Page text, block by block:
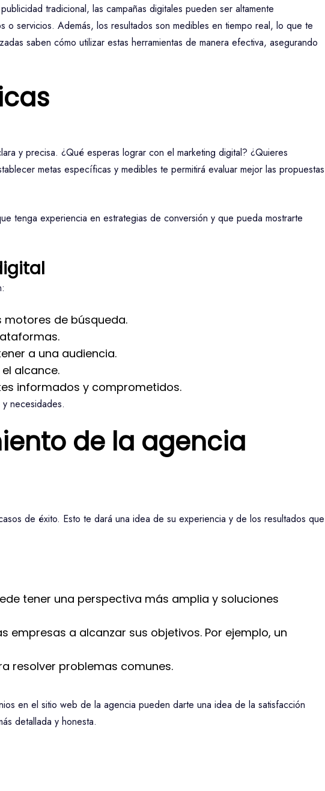
tradicional, las campañas digitales pueden ser altamente
o servicios. Además, los resultados son medibles en tiempo real, lo que te
saben cómo utilizar estas herramientas de manera efectiva, asegurando
y precisa. ¿Qué esperas lograr con el marketing digital? ¿Quieres
metas específicas y medibles te permitirá evaluar mejor las propuestas
tenga experiencia en estrategias de conversión y que pueda mostrarte
motores de búsqueda.
a una audiencia.
alcance.
informados y comprometidos.
necesidades.
de la agencia
de éxito. Esto te dará una idea de su experiencia y de los resultados que
tener una perspectiva más amplia y soluciones
a alcanzar sus objetivos. Por ejemplo, un
resolver problemas comunes.
en el sitio web de la agencia pueden darte una idea de la satisfacción
detallada y honesta.